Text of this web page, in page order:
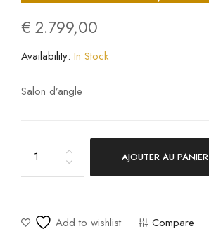
€ 2.799,00
Availability: In Stock
Salon d’angle
Royal
quantity
AJOUTER AU PANIER
Add to wishlist Compare